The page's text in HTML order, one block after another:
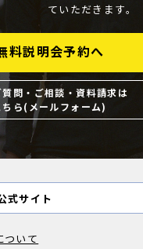
ていただきます。
料説明会予約へ
質問・ご相談・資料請求は
ちら(メールフォーム)
式サイト
ついて